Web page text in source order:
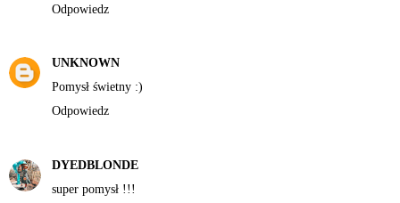
Odpowiedz
UNKNOWN
Pomysł świetny :)
Odpowiedz
DYEDBLONDE
super pomysł !!!